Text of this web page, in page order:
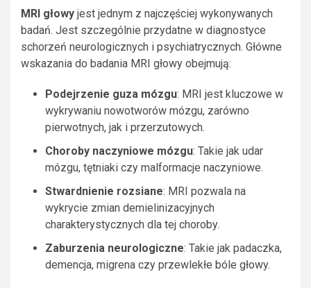
MRI głowy jest jednym z najczęściej wykonywanych
badań. Jest szczególnie przydatne w diagnostyce
schorzeń neurologicznych i psychiatrycznych. Główne
wskazania do badania MRI głowy obejmują:
Podejrzenie guza mózgu: MRI jest kluczowe w
wykrywaniu nowotworów mózgu, zarówno
pierwotnych, jak i przerzutowych.
Choroby naczyniowe mózgu: Takie jak udar
mózgu, tętniaki czy malformacje naczyniowe.
Stwardnienie rozsiane: MRI pozwala na
wykrycie zmian demielinizacyjnych
charakterystycznych dla tej choroby.
Zaburzenia neurologiczne: Takie jak padaczka,
demencja, migrena czy przewlekłe bóle głowy.